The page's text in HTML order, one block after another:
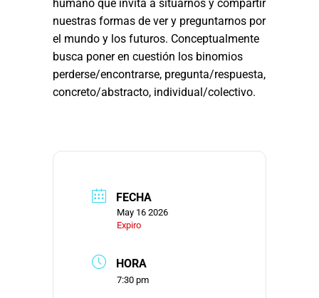
humano que invita a situarnos y compartir
nuestras formas de ver y preguntarnos por
el mundo y los futuros. Conceptualmente
busca poner en cuestión los binomios
perderse/encontrarse, pregunta/respuesta,
concreto/abstracto, individual/colectivo.
FECHA
May 16 2026
Expiro
HORA
7:30 pm